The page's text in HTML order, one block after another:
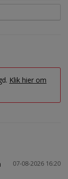
Klik hier om
07-08-2026 16:20